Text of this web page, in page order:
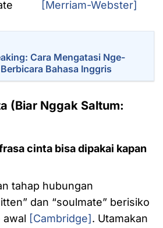
[Merriam-Webster]
Cara Mengatasi Nge-
Bahasa Inggris
(Biar Nggak Saltum:
cinta bisa dipakai kapan
tahap hubungan
dan “soulmate” berisiko
awal [Cambridge] . Utamakan